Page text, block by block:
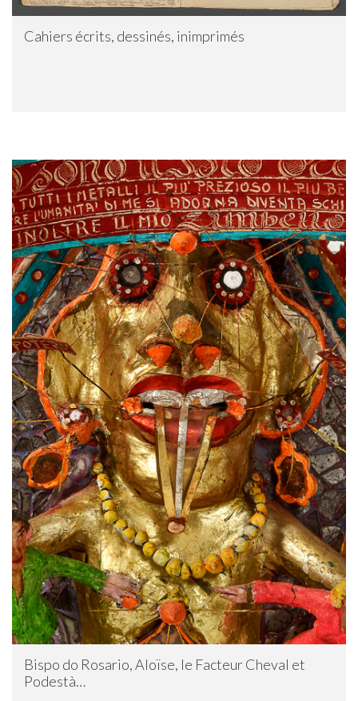
Cahiers écrits, dessinés, inimprimés
Bispo do Rosario, Aloïse, le Facteur Cheval et
Podestà…